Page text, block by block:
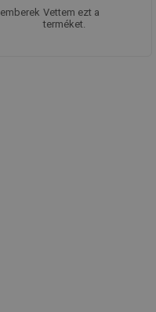
emberek Vettem ezt a
terméket.